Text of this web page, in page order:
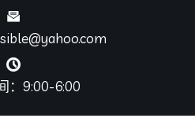
：9:00-6:00